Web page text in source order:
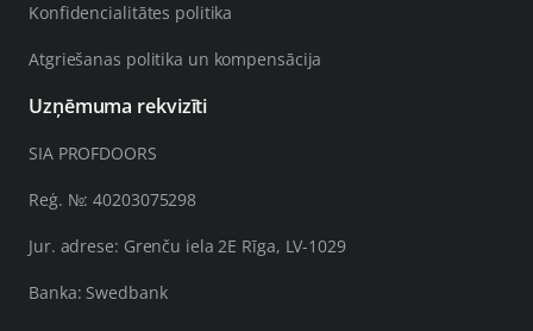
Konfidencialitātes politika
Atgriešanas politika un kompensācija
Uzņēmuma rekvizīti
SIA PROFDOORS
Reģ. №: 40203075298
Jur. adrese: Grenču iela 2E Rīga, LV-1029
Banka: Swedbank